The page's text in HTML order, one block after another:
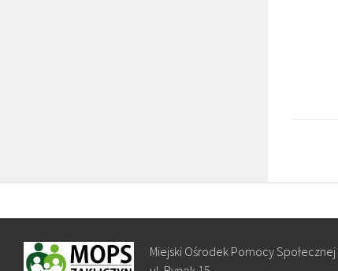
Miejski Ośrodek Pomocy Społecznej